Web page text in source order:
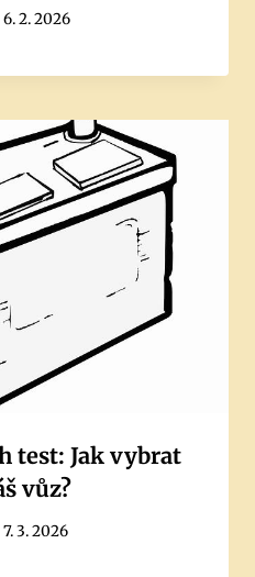
6. 2. 2026
test: Jak vybrat
vůz?
7. 3. 2026